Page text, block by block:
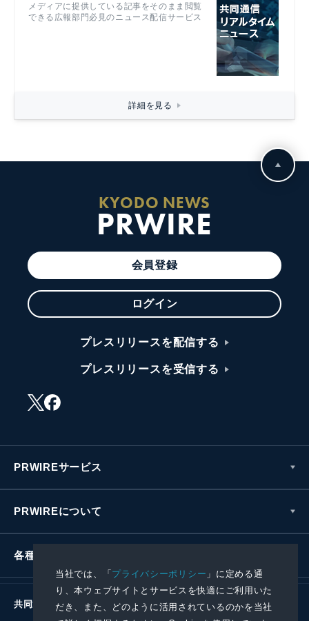
当社では、「プライバシーポリシー 」に定める通
り、本ウェブサイトとサービスを快適にご利用いた
だき、また、どのように活用されているのかを当社
メディアに提供している記事をそのまま閲覧
できる広報部門必見のニュース配信サービス
詳細を見る
KYODO NEWS
PRWIRE
会員登録
ログイン
プレスリリースを配信する
プレスリリースを受信する
PRWIREサービス
PRWIREについて
各種お問い合わせ
共同通信社グループ